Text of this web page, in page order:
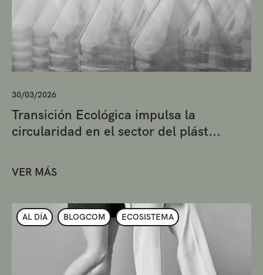
30/03/2026
Transición Ecológica impulsa la
circularidad en el sector del plást...
VER MÁS
AL DÍA BLOGCOM ECOSISTEMA